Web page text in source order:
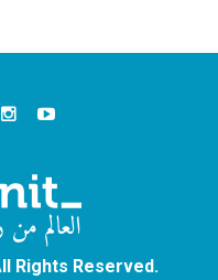
Rights Reserved.